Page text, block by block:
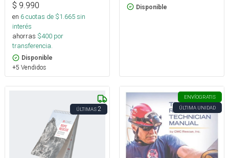
$ 9.990
en 6cuotas de $1.665sin
interés
ahorras $400 por
transferencia.
Disponible
+5 Vendidos
Disponible
ÚLTIMAS2
ENVÍOGRATIS
ÚLTIMA UNIDAD